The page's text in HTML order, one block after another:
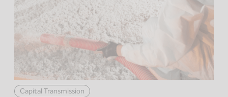
Capital Transmission